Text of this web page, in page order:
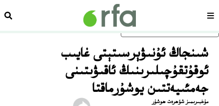
ئاساسلىق مەزمۇنغا ئاتلاڭسەھىپە
شىنجاڭ ئۇنىۋېرسىتېتى غايىب
ئوقۇتقۇچىلىرىنىڭ ئاقىۋىتىنى
جەمئىيەتتىن يوشۇرماقتا
مۇخبىرىمىز شۆھرەت ھوشۇر